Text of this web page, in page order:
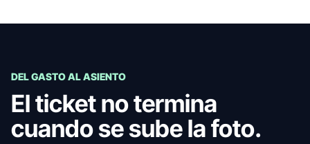
DEL GASTO AL ASIENTO
El ticket no termina
cuando se sube la foto.